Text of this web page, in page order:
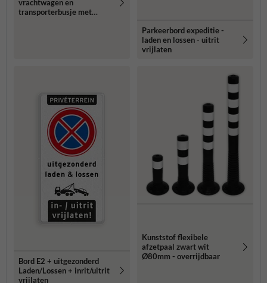
vrachtwagen en
transporterbusje met
Parkeerbord expeditie -
laden en lossen - uitrit
vrijlaten
Bord E2 + uitgezonderd
Laden/Lossen + inrit/uitrit
vrijlaten
Kunststof flexibele
afzetpaal zwart wit
Ø80mm - overrijdbaar